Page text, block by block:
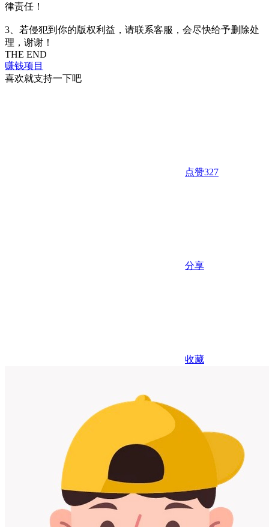
律责任！
3、若侵犯到你的版权利益，请联系客服，会尽快给予删除处
理，谢谢！
THE END
赚钱项目
喜欢就支持一下吧
点赞327
分享
收藏